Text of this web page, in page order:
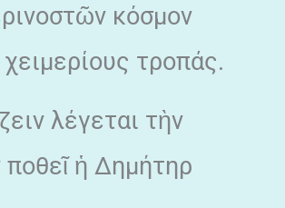
κόσμον
τροπάς.
λέγεται τὴν
ποθεῖ ἡ Δημήτηρ